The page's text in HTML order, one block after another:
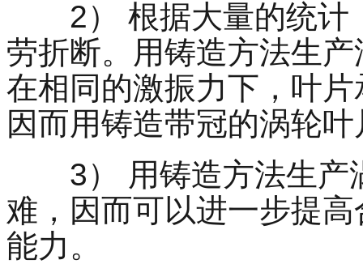
2） 根据大量的统计
劳折断。用铸造方法生
在相同的激振力下，叶
因而用铸造带冠的涡轮
3） 用铸造方法生产
难，因而可以进一步提
能力。